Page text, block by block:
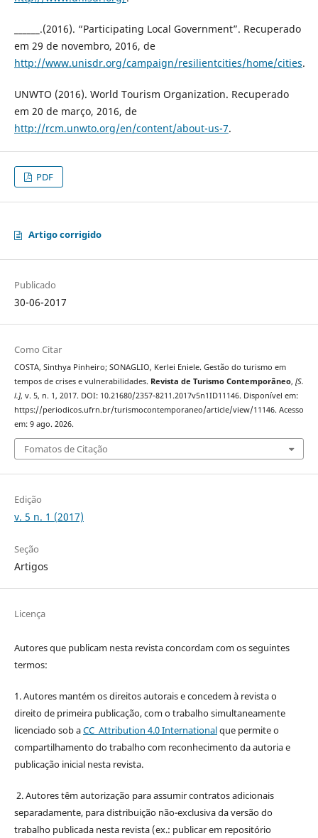
______.(2016). “Participating Local Government”. Recuperado
em 29 de novembro, 2016, de
http://www.unisdr.org/campaign/resilientcities/home/cities.
UNWTO (2016). World Tourism Organization. Recuperado
em 20 de março, 2016, de
http://rcm.unwto.org/en/content/about-us-7.
PDF
Artigo corrigido
Publicado
30-06-2017
Como Citar
COSTA, Sinthya Pinheiro; SONAGLIO, Kerlei Eniele. Gestão do turismo em
tempos de crises e vulnerabilidades. Revista de Turismo Contemporâneo, [S.
l.], v. 5, n. 1, 2017. DOI: 10.21680/2357-8211.2017v5n1ID11146. Disponível em:
https://periodicos.ufrn.br/turismocontemporaneo/article/view/11146. Acesso
em: 9 ago. 2026.
Fomatos de Citação
Edição
v. 5 n. 1 (2017)
Seção
Artigos
Licença
Autores que publicam nesta revista concordam com os seguintes
termos:
1. Autores mantém os direitos autorais e concedem à revista o
direito de primeira publicação, com o trabalho simultaneamente
licenciado sob aCC Attribution 4.0 Internationalque permite o
compartilhamento do trabalho com reconhecimento da autoria e
publicação inicial nesta revista.
2. Autores têm autorização para assumir contratos adicionais
separadamente, para distribuição não-exclusiva da versão do
trabalho publicada nesta revista (ex.: publicar em repositório